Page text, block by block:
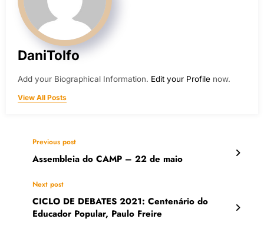
DaniTolfo
Add your Biographical Information. Edit your Profile now.
View All Posts
Previous post
Assembleia do CAMP – 22 de maio
Next post
CICLO DE DEBATES 2021: Centenário do
Educador Popular, Paulo Freire